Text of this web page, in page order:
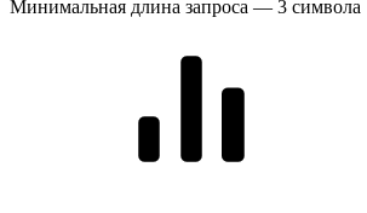
Минимальная длина запроса — 3 символа